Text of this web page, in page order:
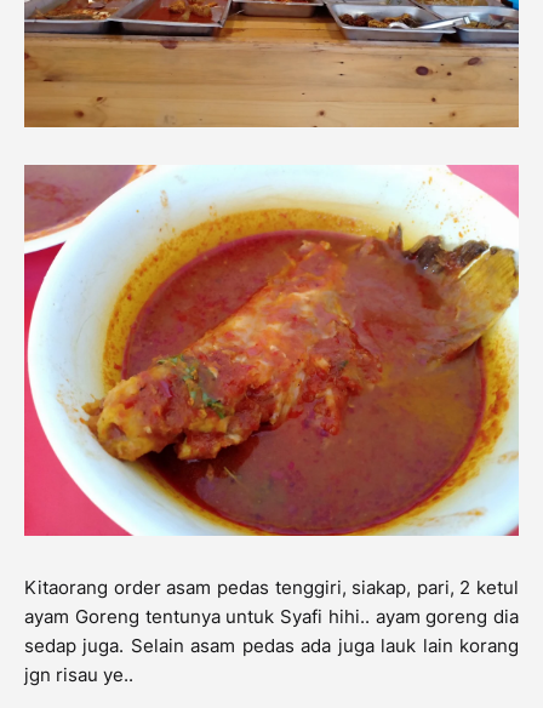
Kitaorang order asam pedas tenggiri, siakap, pari, 2 ketul
ayam Goreng tentunya untuk Syafi hihi.. ayam goreng dia
sedap juga. Selain asam pedas ada juga lauk lain korang
jgn risau ye..